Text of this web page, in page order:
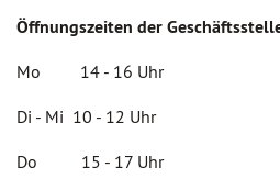
Öffnungszeiten der
Mo 14 - 16 Uhr
Di - Mi 10 - 12 Uhr
Do 15 - 17 Uhr